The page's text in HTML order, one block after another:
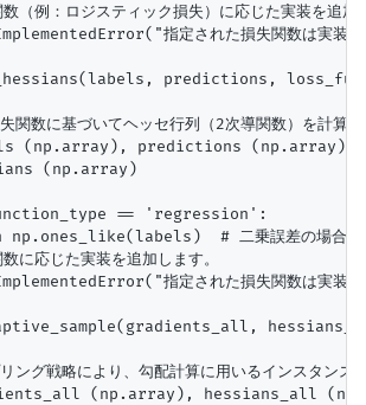
（例：ロジスティック損失）に応じた実装を追加
指定された損失関数は実装さ
predictions,
関数に基づいてヘッセ行列（2次導関数）を計算
(np.array), predictions
(np.array)
== 'regression':
# 二乗誤差の場合、
に応じた実装を追加します。
指定された損失関数は実装さ
ング戦略により、勾配計算に用いるインスタンス
(np.array), hessians_all